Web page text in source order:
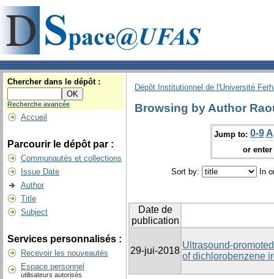
Chercher dans le dépôt :
Recherche avancée
Accueil
Parcourir le dépôt par :
Communautés et collections
Issue Date
Author
Title
Subject
Services personnalisés :
Recevoir les nouveautés
Espace personnel
utilisateurs autorisés
Dépôt Institutionnel de l'Université
Browsing by Author
Jump to: 0-9 A
or
Sort by: In
Date de
publication
29-jui-2018
Ultrasound-
of dichlorobenzene